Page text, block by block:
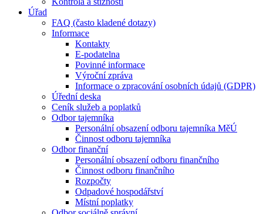
Úřad
FAQ (často kladené dotazy)
Informace
Kontakty
E-podatelna
Povinné informace
Výroční zpráva
Informace o zpracování osobních údajů (GDPR)
Úřední deska
Ceník služeb a poplatků
Odbor tajemníka
Personální obsazení odboru tajemníka MěÚ
Činnost odboru tajemníka
Odbor finanční
Personální obsazení odboru finančního
Činnost odboru finančního
Rozpočty
Odpadové hospodářství
Místní poplatky